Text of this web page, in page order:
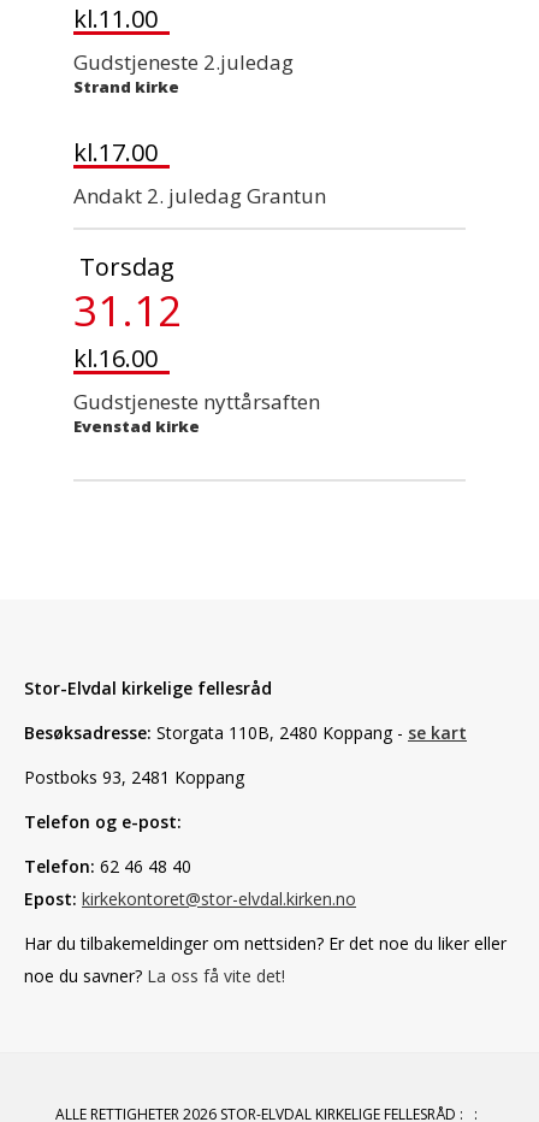
kl.11.00
Gudstjeneste 2.juledag
Strand kirke
kl.17.00
Andakt 2. juledag Grantun
Torsdag
31.12
kl.16.00
Gudstjeneste nyttårsaften
Evenstad kirke
Stor-Elvdal kirkelige fellesråd
Besøksadresse: Storgata 110B, 2480 Koppang - se kart
Postboks 93, 2481 Koppang
Telefon og e-post:
Telefon: 62 46 48 40
Epost: kirkekontoret@stor-elvdal.kirken.no
Har du tilbakemeldinger om nettsiden? Er det noe du liker eller
noe du savner? La oss få vite det!
ALLE RETTIGHETER 2026 STOR-ELVDAL KIRKELIGE FELLESRÅD : :